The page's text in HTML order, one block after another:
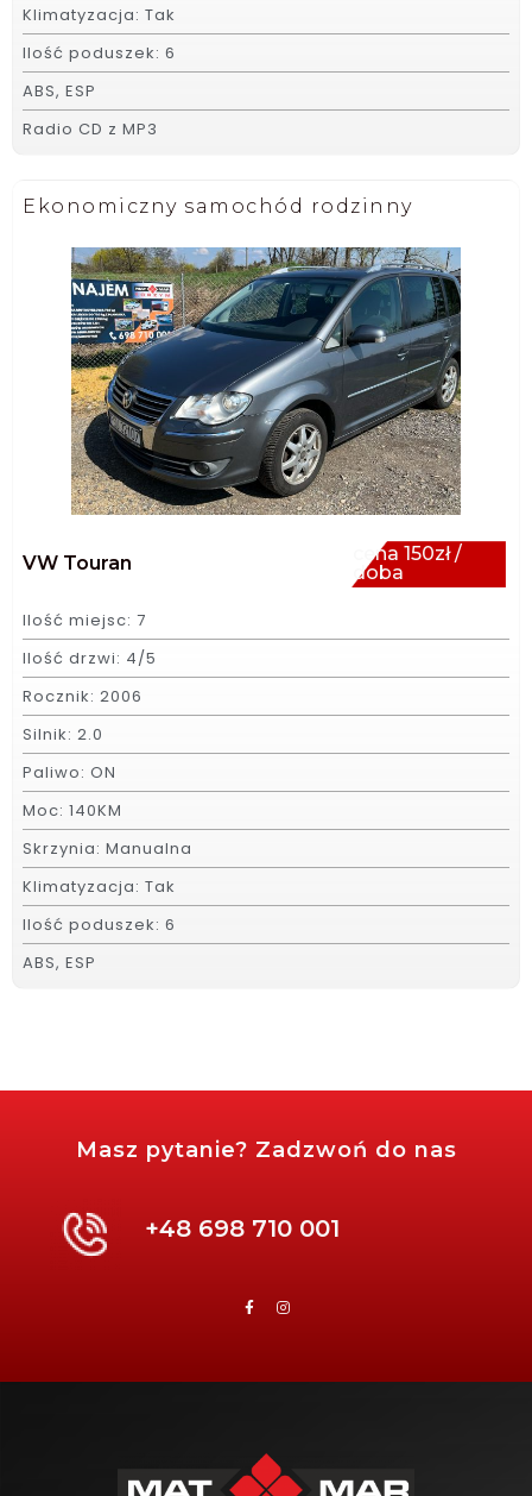
Klimatyzacja: Tak
Ilość poduszek: 6
ABS, ESP
Radio CD z MP3
Ekonomiczny samochód rodzinny
VW Touran
cena 150zł /
doba
Ilość miejsc: 7
Ilość drzwi: 4/5
Rocznik: 2006
Silnik: 2.0
Paliwo: ON
Moc: 140KM
Skrzynia: Manualna
Klimatyzacja: Tak
Ilość poduszek: 6
ABS, ESP
Masz pytanie? Zadzwoń do nas
+48 698 710 001